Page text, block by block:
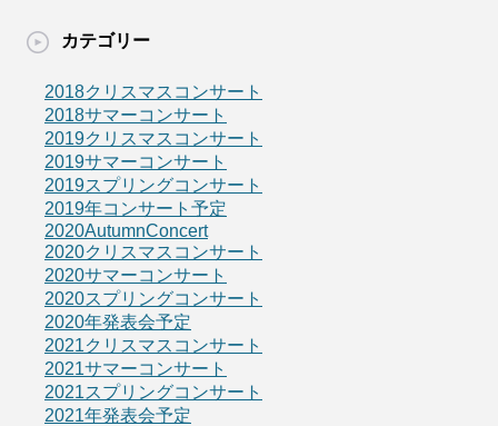
カテゴリー
2018クリスマスコンサート
2018サマーコンサート
2019クリスマスコンサート
2019サマーコンサート
2019スプリングコンサート
2019年コンサート予定
2020AutumnConcert
2020クリスマスコンサート
2020サマーコンサート
2020スプリングコンサート
2020年発表会予定
2021クリスマスコンサート
2021サマーコンサート
2021スプリングコンサート
2021年発表会予定